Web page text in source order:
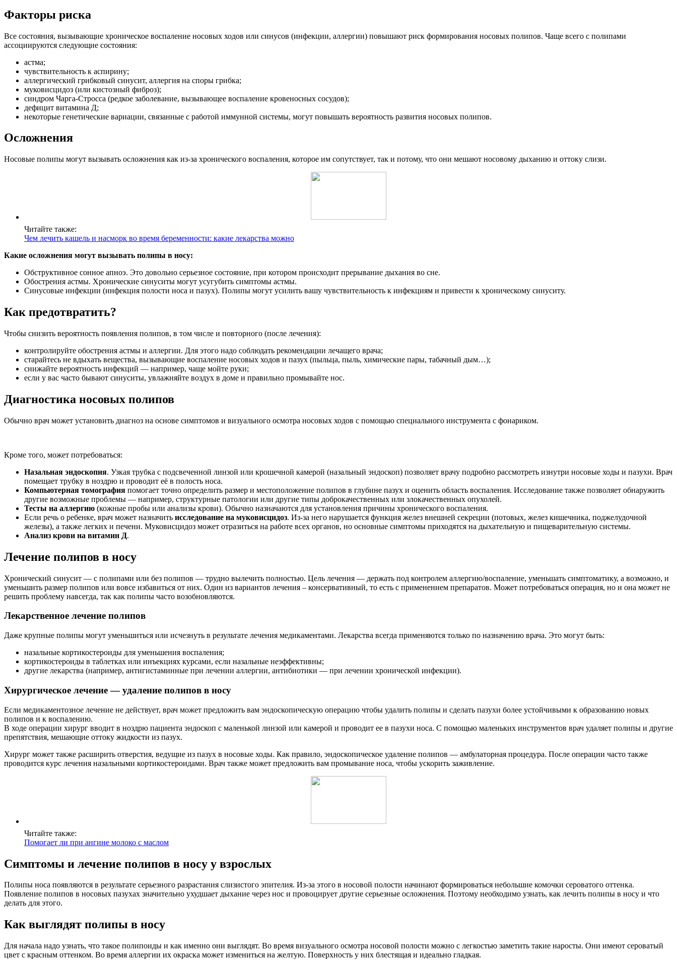
Факторы риска
Все состояния, вызывающие хроническое воспаление носовых ходов или синусов (инфекции, аллергии) повышают риск формирования носовых полипов. Чаще всего с полипами
ассоциируются следующие состояния:
астма;
чувствительность к аспирину;
аллергический грибковый синусит, аллергия на споры грибка;
муковисцидоз (или кистозный фиброз);
синдром Чарга-Стросса (редкое заболевание, вызывающее воспаление кровеносных сосудов);
дефицит витамина Д;
некоторые генетические вариации, связанные с работой иммунной системы, могут повышать вероятность развития носовых полипов.
Осложнения
Носовые полипы могут вызывать осложнения как из-за хронического воспаления, которое им сопутствует, так и потому, что они мешают носовому дыханию и оттоку слизи.
Читайте также:
Чем лечить кашель и насморк во время беременности: какие лекарства можно
Какие осложнения могут вызывать полипы в носу:
Обструктивное сонное апноэ. Это довольно серьезное состояние, при котором происходит прерывание дыхания во сне.
Обострения астмы. Хронические синуситы могут усугубить симптомы астмы.
Синусовые инфекции (инфекция полости носа и пазух). Полипы могут усилить вашу чувствительность к инфекциям и привести к хроническому синуситу.
Как предотвратить?
Чтобы снизить вероятность появления полипов, в том числе и повторного (после лечения):
контролируйте обострения астмы и аллергии. Для этого надо соблюдать рекомендации лечащего врача;
старайтесь не вдыхать вещества, вызывающие воспаление носовых ходов и пазух (пыльца, пыль, химические пары, табачный дым…);
снижайте вероятность инфекций — например, чаще мойте руки;
если у вас часто бывают синуситы, увлажняйте воздух в доме и правильно промывайте нос.
Диагностика носовых полипов
Обычно врач может установить диагноз на основе симптомов и визуального осмотра носовых ходов с помощью специального инструмента с фонариком.
Кроме того, может потребоваться:
Назальная эндоскопия. Узкая трубка с подсвеченной линзой или крошечной камерой (назальный эндоскоп) позволяет врачу подробно рассмотреть изнутри носовые ходы и пазухи. Врач
помещает трубку в ноздрю и проводит её в полость носа.
Компьютерная томография помогает точно определить размер и местоположение полипов в глубине пазух и оценить область воспаления. Исследование также позволяет обнаружить
другие возможные проблемы — например, структурные патологии или другие типы доброкачественных или злокачественных опухолей.
Тесты на аллергию (кожные пробы или анализы крови). Обычно назначаются для установления причины хронического воспаления.
Если речь о ребенке, врач может назначить исследование на муковисцидоз. Из-за него нарушается функция желез внешней секреции (потовых, желез кишечника, поджелудочной
железы), а также легких и печени. Муковисцидоз может отразиться на работе всех органов, но основные симптомы приходятся на дыхательную и пищеварительную системы.
Анализ крови на витамин Д.
Лечение полипов в носу
Хронический синусит — с полипами или без полипов — трудно вылечить полностью. Цель лечения — держать под контролем аллергию/воспаление, уменьшать симптоматику, а возможно, и
уменьшить размер полипов или вовсе избавиться от них. Один из вариантов лечения – консервативный, то есть с применением препаратов. Может потребоваться операция, но и она может не
решить проблему навсегда, так как полипы часто возобновляются.
Лекарственное лечение полипов
Даже крупные полипы могут уменьшиться или исчезнуть в результате лечения медикаментами. Лекарства всегда применяются только по назначению врача. Это могут быть:
назальные кортикостероиды для уменьшения воспаления;
кортикостероиды в таблетках или инъекциях курсами, если назальные неэффективны;
другие лекарства (например, антигистаминные при лечении аллергии, антибиотики — при лечении хронической инфекции).
Хирургическое лечение — удаление полипов в носу
Если медикаментозное лечение не действует, врач может предложить вам эндоскопическую операцию чтобы удалить полипы и сделать пазухи более устойчивыми к образованию новых
полипов и к воспалению.
В ходе операции хирург вводит в ноздрю пациента эндоскоп с маленькой линзой или камерой и проводит ее в пазухи носа. С помощью маленьких инструментов врач удаляет полипы и другие
препятствия, мешающие оттоку жидкости из пазух.
Хирург может также расширить отверстия, ведущие из пазух в носовые ходы. Как правило, эндоскопическое удаление полипов — амбулаторная процедура. После операции часто также
проводится курс лечения назальными кортикостероидами. Врач также может предложить вам промывание носа, чтобы ускорить заживление.
Читайте также:
Помогает ли при ангине молоко с маслом
Симптомы и лечение полипов в носу у взрослых
Полипы носа появляются в результате серьезного разрастания слизистого эпителия. Из-за этого в носовой полости начинают формироваться небольшие комочки сероватого оттенка.
Появление полипов в носовых пазухах значительно ухудшает дыхание через нос и провоцирует другие серьезные осложнения. Поэтому необходимо узнать, как лечить полипы в носу и что
делать для этого.
Как выглядят полипы в носу
Для начала надо узнать, что такое полипоиды и как именно они выглядят. Во время визуального осмотра носовой полости можно с легкостью заметить такие наросты. Они имеют сероватый
цвет с красным оттенком. Во время аллергии их окраска может измениться на желтую. Поверхность у них блестящая и идеально гладкая.